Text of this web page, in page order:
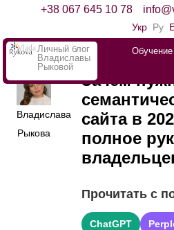
+38 067 645 10 78
Укр Ру
Личный блог
Владиславы
Рыковой
Обучение
Владислава
Рыкова
Зачем
сайта в
полное
Прочитать с
ChatGPT